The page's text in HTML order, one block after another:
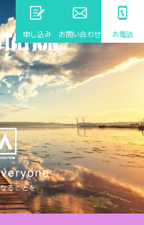
申し込み お問い合わせ お電話